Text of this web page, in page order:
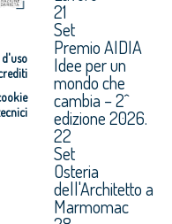
21
Set
Premio AIDIA
Idee per un
mondo che
cambia – 2^
edizione 2026.
22
Set
Osteria
dell'Architetto a
Marmomac